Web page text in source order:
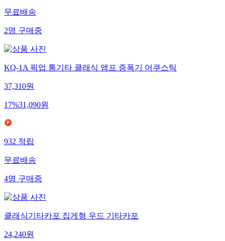
무료배송
2명구매중
KQ-1A 픽업 통기타 클래식 앰프 증폭기 어쿠스틱
37,310원
17%31,090원
932적립
무료배송
4명구매중
클래식기타카포 집게형 우드 기타카포
24,240원